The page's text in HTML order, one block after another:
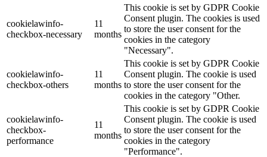
cookielawinfo-
checkbox-necessary
11
months
This cookie is set by GDPR Cookie
Consent plugin. The cookies is used
to store the user consent for the
cookies in the category
"Necessary".
cookielawinfo-
checkbox-others
11
months
This cookie is set by GDPR Cookie
Consent plugin. The cookie is used
to store the user consent for the
cookies in the category "Other.
cookielawinfo-
checkbox-
performance
11
months
This cookie is set by GDPR Cookie
Consent plugin. The cookie is used
to store the user consent for the
cookies in the category
"Performance".